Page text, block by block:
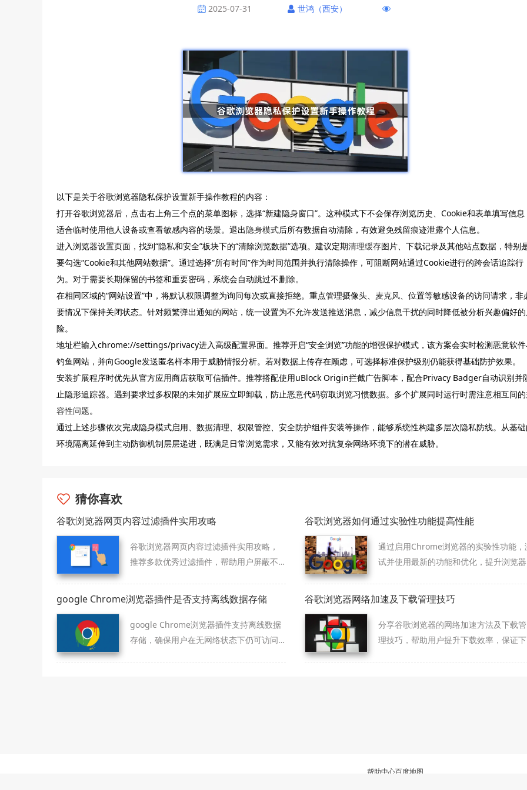
2025-07-31 世鸿（西安）
以下是关于谷歌浏览器隐私保护设置新手操作教程的内容：
打开谷歌浏览器后，点击右上角三个点的菜单图标，选择“新建隐身窗口”。这种模式下不会保存浏览历史、Cookie和表单填写信息
适合临时使用他人设备或查看敏感内容的场景。退出隐身模式后所有数据自动清除，有效避免残留痕迹泄露个人信息。
进入浏览器设置页面，找到“隐私和安全”板块下的“清除浏览数据”选项。建议定期清理缓存图片、下载记录及其他站点数据，特别
要勾选“Cookie和其他网站数据”。通过选择“所有时间”作为时间范围并执行清除操作，可阻断网站通过Cookie进行的跨会话追踪行
为。对于需要长期保留的书签和重要密码，系统会自动跳过不删除。
在相同区域的“网站设置”中，将默认权限调整为询问每次或直接拒绝。重点管理摄像头、 麦克风、位置等敏感设备的访问请求，非
要情况下保持关闭状态。针对频繁弹出通知的网站，统一设置为不允许发送推送消息，减少信息干扰的同时降低被分析兴趣偏好
险。
地址栏输入chrome://settings/privacy进入高级配置界面。推荐开启“安全浏览”功能的增强保护模式，该方案会实时检测恶意软
钓鱼网站，并向Google发送匿名样本用于威胁情报分析。若对数据上传存在顾虑，可选择标准保护级别仍能获得基础防护效果。
安装扩展程序时优先从官方应用商店获取可信插件。推荐搭配使用uBlock Origin拦截广告脚本，配合Privacy Badger自动识别并
止隐形追踪器。遇到要求过多权限的未知扩展应立即卸载，防止恶意代码窃取浏览习惯数据。多个扩展同时运行时需注意相互间的
容性问题。
通过上述步骤依次完成隐身模式启用、数据清理、权限管控、安全防护组件安装等操作，能够系统性构建多层次隐私防线。从基
环境隔离延伸到主动防御机制层层递进，既满足日常浏览需求，又能有效对抗复杂网络环境下的潜在威胁。
猜你喜欢
谷歌浏览器网页内容过滤插件实用攻略
谷歌浏览器网页内容过滤插件实用攻略，
推荐多款优秀过滤插件，帮助用户屏蔽不
谷歌浏览器如何通过实验性功能提高性能
通过启用Chrome浏览器的实验性功能，
试并使用最新的功能和优化，提升浏览器
google Chrome浏览器插件是否支持离线数据存储
google Chrome浏览器插件支持离线数据
存储，确保用户在无网络状态下仍可访问
谷歌浏览器网络加速及下载管理技巧
分享谷歌浏览器的网络加速方法及下载管
理技巧，帮助用户提升下载效率，保证下
帮助中心百度地图